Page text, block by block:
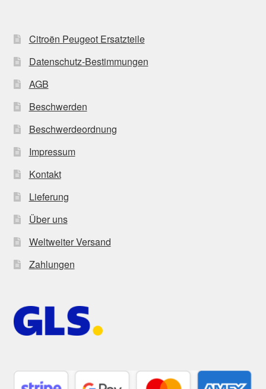
Citroën Peugeot Ersatzteile
Datenschutz-Bestimmungen
AGB
Beschwerden
Beschwerdeordnung
Impressum
Kontakt
Lieferung
Über uns
Weltweiter Versand
Zahlungen